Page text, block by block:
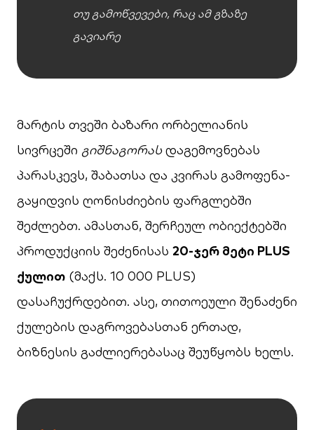
თუ გამოწვევები, რაც ამ გზაზე
გავიარე
მარტის თვეში ბაზარი ორბელიანის
სივრცეში გიშნაგორასდაგემოვნებას
პარასკევს, შაბათსა და კვირას გამოფენა-
გაყიდვის ღონისძიების ფარგლებში
შეძლებთ. ამასთან, შერჩეულ ობიექტებში
პროდუქციის შეძენისას 20-ჯერ მეტი PLUS
ქულით (მაქს. 10 000 PLUS)
დასაჩუქრდებით. ასე, თითოეული შენაძენი
ქულების დაგროვებასთან ერთად,
ბიზნესის გაძლიერებასაც შეუწყობს ხელს.